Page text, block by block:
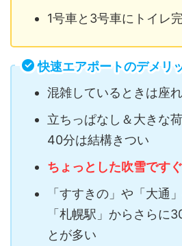
1号車と3号車にトイレ
快速エアポートのデメリ
混雑しているときは座
立ちっぱなし＆大きな
40分は結構きつい
ちょっとした吹雪です
「すすきの」や「大通
「札幌駅」からさらに
とが多い